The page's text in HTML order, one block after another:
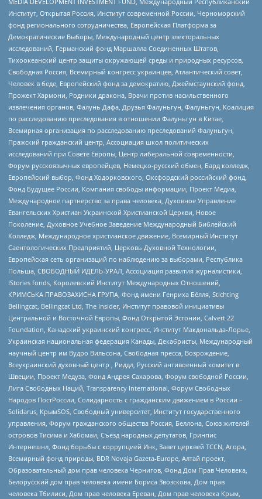
Институт, Открытая Россия, Институт современной России, Черноморский
фонд регионального сотрудничества, Европейская Платформа за
Демократические Выборы, Международный центр электоральных
исследований, Германский фонд Маршалла Соединенных Штатов,
Тихоокеанский центр защиты окружающей среды и природных ресурсов,
Свободная Россия, Всемирный конгресс украинцев, Атлантический совет,
Человек в беде, Европейский фонд за демократию, Джеймстаунский фонд,
Прожект Хармони, Родники дракона, Врачи против насильственного
извлечения органов, Фалунь Дафа, Друзья Фалуньгун, Фалуньгун, Коалиция
по расследованию преследования в отношении Фалуньгун в Китае,
Всемирная организация по расследованию преследований Фалуньгун,
Пражский гражданский центр, Ассоциация школ политических
исследований при Совете Европы, Центр либеральной современности,
Форум русскоязычных европейцев, Немецко-русский обмен, Бард колледж,
Европейский выбор, Фонд Ходорковского, Оксфордский российский фонд,
Фонд Будущее России, Компания свободы информации, Проект Медиа,
Международное партнерство за права человека, Духовное Управление
Евангельских Христиан Украинской Христианской Церкви, Новое
Поколение, Духовное Учебное Заведение Международный Библейский
Колледж, Международное христианское движение, Всемирный Институт
Саентологических Предприятий, Церковь Духовной Технологии,
Европейская сеть организаций по наблюдению за выборами, Республика
Польша, СВОБОДНЫЙ ИДЕЛЬ-УРАЛ, Ассоциация развития журналистики,
IStories fonds, Королевский Институт Международных Отношений,
КРИМСЬКА ПРАВОЗАХИСНА ГРУПА, Фонд имени Генриха Бёлля, Stichting
Bellingcat, Bellingcat Ltd, The Insider, Институт правовой инициативы
Центральной и Восточной Европы, Фонд Открытой Эстонии, Calvert 22
Foundation, Канадский украинский конгресс, Институт Макдональда-Лорье,
Украинская национальная федерация Канады, Декабристы, Международный
научный центр им Вудро Вильсона, Свободная пресса, Возрождение,
Всеукраинский духовный центр , Риддл, Русский антивоенный комитет в
Швеции, Проект Медуза, Фонд Андрея Сахарова, Форум свободной России,
Лига Свободных Наций, Transparеncy International, Форум Свободных
Народов ПостРоссии, Солидарность с гражданским движением в России –
Solidarus, КрымSOS, Свободный университет, Институт государственного
управления, Форум гражданского общества Россия, Беллона, Союз жителей
островов Тисима и Хабомаи, Съезд народных депутатов, Гринпис
Интернешнл, Фонд борьбы с коррупцией Инк, Завет церквей TCCN, Агора,
Всемирный фонд природы, BDR Novaja Gazeta-Europe, Алтай проект,
Образовательный дом прав человека Чернигов, Фонд Дом Прав Человека,
Белорусский дом прав человека имени Бориса Звозскова, Дом прав
человека Тбилиси, Дом прав человека Ереван, Дом прав человека Крым,